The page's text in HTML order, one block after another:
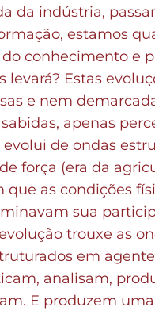
da indústria,
estamos
conhecimento e
levará? Estas
e nem
apenas
de ondas
força (era da
que as condições
sua
trouxe as
em
analisam,
E produzem